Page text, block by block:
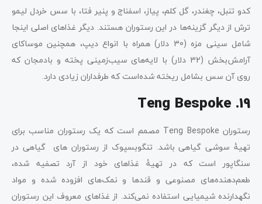
کدو تنبل، چغندر، گل کلم، پیاز، اسفناج و پنیر فتا، با سس خردل لیمو
ترش از دیگر گزینه‌ها در این رستوران هستند. دیگر غذاهای اصلی اینجا
شامل سینی مزه (30 دلار) همراه با انواع دیپ، همچنین موساکای
آرامش‌بخش (32 دلار) با لایه‌های سیب‌زمینی پخته و بادمجان که
روی آن سس بشامل ریخته شده‌است که طرفداران زیادی دارد.
19. Teng Bespoke
رستوران Teng Bespoke مصمم است که یک رستوران مناسب برای
تهیۀ سوشی گیاهی باشد. تنگوبسپوک از رستورا‌ن های گیاهی در
سنگاپور است که در تهیۀ غذاهای خود از آرد تصفیه شده،
طعم‌دهنده‌های مصنوعی و قندها و نمک‌های افزوده شده و مواد
نگهدارنده شیمیایی استفاده نمی‌کند. از غذاهای معروف این رستوران